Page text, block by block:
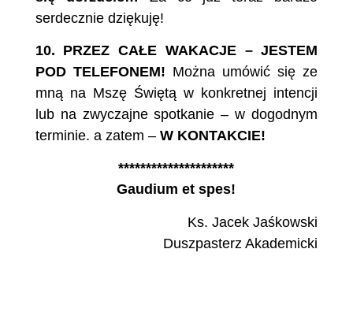
serdecznie dziękuję!
10. PRZEZ CAŁE WAKACJE – JESTEM
POD TELEFONEM! Można umówić się ze
mną na Mszę Świętą w konkretnej intencji
lub na zwyczajne spotkanie – w dogodnym
terminie. a zatem – W KONTAKCIE!
*********************
Gaudium et spes!
Ks. Jacek Jaśkowski
Duszpasterz Akademicki